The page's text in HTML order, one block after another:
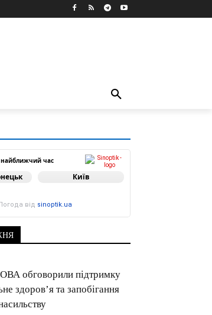
найближчий час
Київ
від sinoptik.ua
обговорили підтримку
здоров’я та запобігання